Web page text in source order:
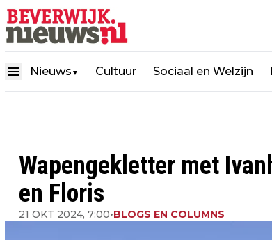
Nieuws ▼ Cultuur Sociaal en Welzijn
Wapengekletter met
en Floris
21 OKT 2024, 7:00•BLOGS EN COLUMNS